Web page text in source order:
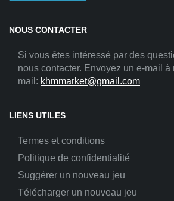
NOUS CONTACTER
Si vous êtes intéressé par des
nous contacter. Envoyez un e-mail à
mail: khmmarket@gmail.com
LIENS UTILES
Termes et conditions
Politique de confidentialité
Suggérer un nouveau jeu
Télécharger un nouveau jeu